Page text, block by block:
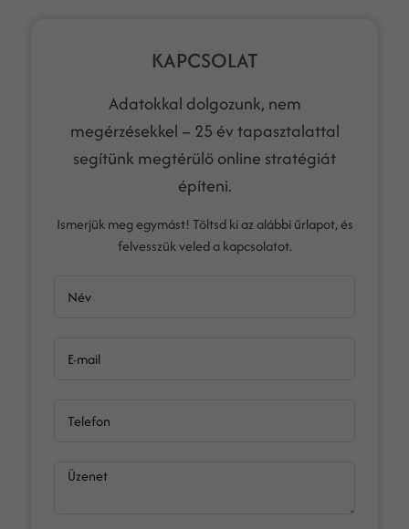
KAPCSOLAT
Adatokkal dolgozunk, nem
megérzésekkel – 25 év tapasztalattal
segítünk megtérülő online stratégiát
építeni.
Ismerjük meg egymást! Töltsd ki az alábbi űrlapot, és
felvesszük veled a kapcsolatot.
Név
E-mail
Telefon
Üzenet